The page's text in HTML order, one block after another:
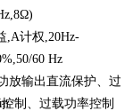
,A计权,20Hz-
60 Hz
放输出直流保护、过
制、过载功率控制